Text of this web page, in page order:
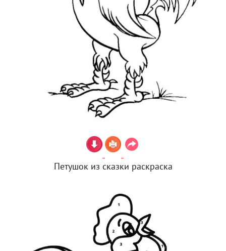
Петушок из сказки раскраска